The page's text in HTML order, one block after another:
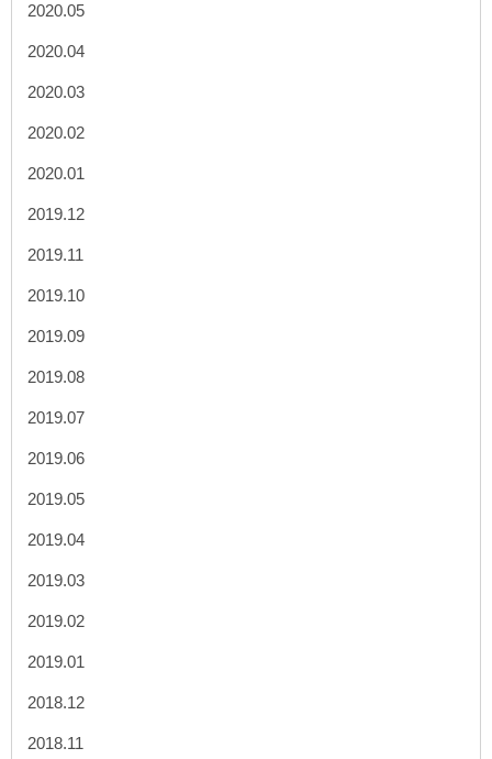
2020.05
2020.04
2020.03
2020.02
2020.01
2019.12
2019.11
2019.10
2019.09
2019.08
2019.07
2019.06
2019.05
2019.04
2019.03
2019.02
2019.01
2018.12
2018.11